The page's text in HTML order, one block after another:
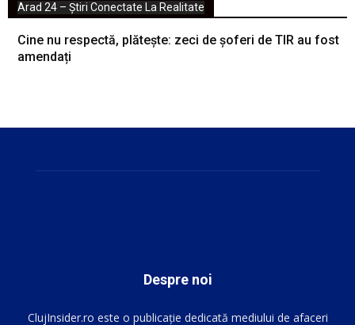
Arad 24 – Știri Conectate La Realitate
Cine nu respectă, plătește: zeci de șoferi de TIR au fost
amendați
Despre noi
ClujInsider.ro este o publicație dedicată mediului de afaceri